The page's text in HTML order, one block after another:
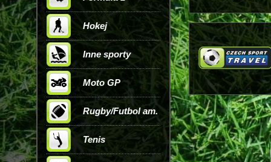
Hokej
Inne sporty
Moto GP
Rugby/Futbol am.
Tenis